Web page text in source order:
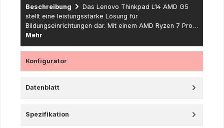
Beschreibung
Das Lenovo Thinkpad L14 AMD G5
stellt eine leistungsstarke Lösung für
Bildungseinrichtungen dar. Mit einem AMD Ryzen 7 Pro…
Mehr
Konfigurator
Datenblatt
Spezifikation